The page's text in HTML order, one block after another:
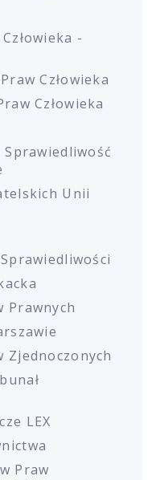
-
Człowieka
Człowieka
Unii
Prawnych
Zjednoczonych
LEX
Praw